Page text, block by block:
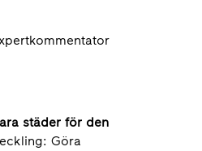
städer för den
Göra